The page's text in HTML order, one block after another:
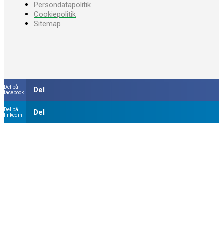
Persondatapolitik
Cookiepolitik
Sitemap
Del på
facebook
Del
Del på
linkedin
Del